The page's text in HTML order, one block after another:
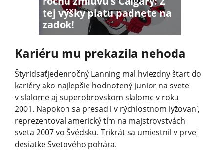
tej výšky platu padnete na
zadok!
Kariéru mu prekazila nehoda
Štyridsaťjedenročný Lanning mal hviezdny štart do
kariéry ako najlepšie hodnotený junior na svete
v slalome aj superobrovskom slalome v roku
2001. Napokon sa presadil v rýchlostnom lyžovaní,
reprezentoval americký tím na majstrovstvách
sveta 2007 vo Švédsku. Trikrát sa umiestnil v prvej
desiatke Svetového pohára.